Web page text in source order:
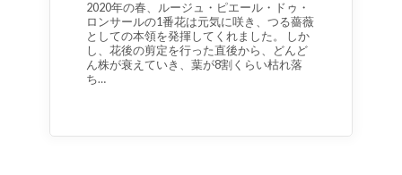
2020年の春、ルージュ・ピエール・ドゥ・
ロンサールの1番花は元気に咲き、つる薔薇
としての本領を発揮してくれました。 しか
し、花後の剪定を行った直後から、どんど
ん株が衰えていき、葉が8割くらい枯れ落
ち…